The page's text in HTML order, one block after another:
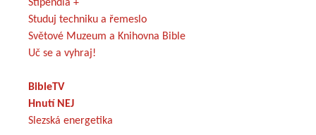
Stipendia +
Studuj techniku a řemeslo
Světové Muzeum a Knihovna Bible
Uč se a vyhraj!
BibleTV
Hnutí NEJ
Slezská energetika